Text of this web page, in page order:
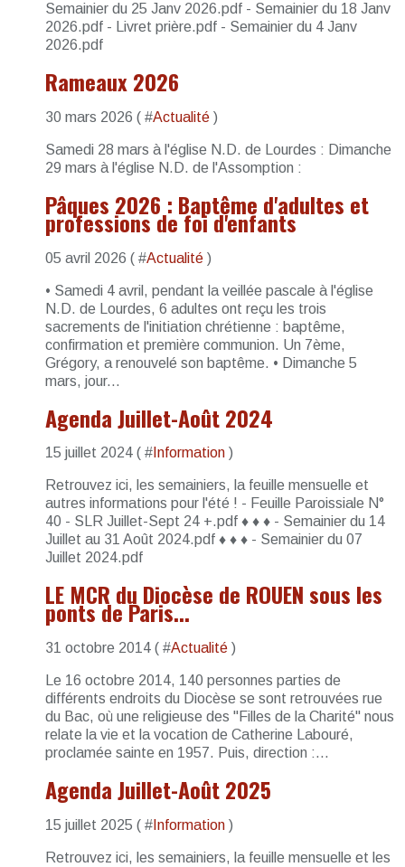
Semainier du 25 Janv 2026.pdf - Semainier du 18 Janv
2026.pdf - Livret prière.pdf - Semainier du 4 Janv
2026.pdf
Rameaux 2026
30 mars 2026 ( #Actualité )
Samedi 28 mars à l'église N.D. de Lourdes : Dimanche
29 mars à l'église N.D. de l'Assomption :
Pâques 2026 : Baptême d'adultes et
professions de foi d'enfants
05 avril 2026 ( #Actualité )
• Samedi 4 avril, pendant la veillée pascale à l'église
N.D. de Lourdes, 6 adultes ont reçu les trois
sacrements de l'initiation chrétienne : baptême,
confirmation et première communion. Un 7ème,
Grégory, a renouvelé son baptême. • Dimanche 5
mars, jour...
Agenda Juillet-Août 2024
15 juillet 2024 ( # Information )
Retrouvez ici, les semainiers, la feuille mensuelle et
autres informations pour l'été ! - Feuille Paroissiale N°
40 - SLR Juillet-Sept 24 +.pdf ♦ ♦ ♦ - Semainier du 14
Juillet au 31 Août 2024.pdf ♦ ♦ ♦ - Semainier du 07
Juillet 2024.pdf
LE MCR du Diocèse de ROUEN sous les
ponts de Paris...
31 octobre 2014 ( #Actualité )
Le 16 octobre 2014, 140 personnes parties de
différents endroits du Diocèse se sont retrouvées rue
du Bac, où une religieuse des "Filles de la Charité" nous
relate la vie et la vocation de Catherine Labouré,
proclamée sainte en 1957. Puis, direction :...
Agenda Juillet-Août 2025
15 juillet 2025 ( # Information )
Retrouvez ici, les semainiers, la feuille mensuelle et les